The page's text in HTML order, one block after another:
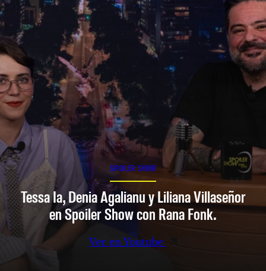
SPOILER SHOW
Tessa Ia, Denia Agalianu y Liliana Villaseñor
en Spoiler Show con Rana Fonk.
Ver en Youtube